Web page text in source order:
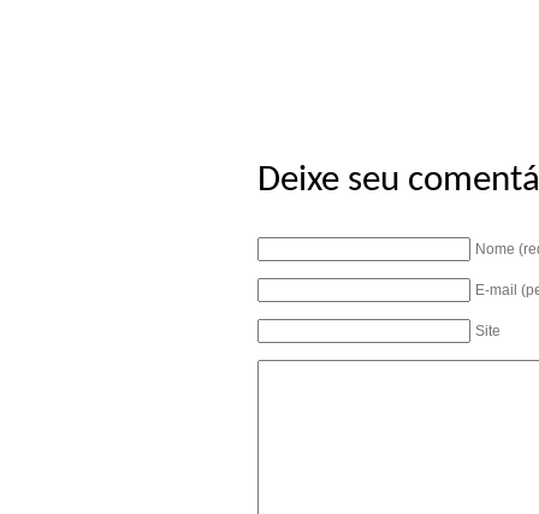
Deixe seu
Nome
E-mail
Site